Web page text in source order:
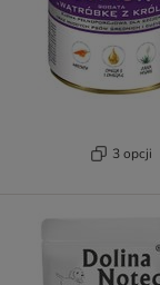
3 opcji